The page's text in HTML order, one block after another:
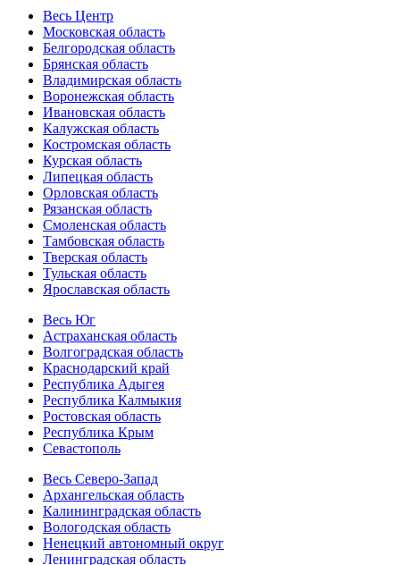
Весь Центр
Московская область
Белгородская область
Брянская область
Владимирская область
Воронежская область
Ивановская область
Калужская область
Костромская область
Курская область
Липецкая область
Орловская область
Рязанская область
Смоленская область
Тамбовская область
Тверская область
Тульская область
Ярославская область
Весь Юг
Астраханская область
Волгоградская область
Краснодарский край
Республика Адыгея
Республика Калмыкия
Ростовская область
Республика Крым
Севастополь
Весь Северо-Запад
Архангельская область
Калининградская область
Вологодская область
Ненецкий автономный округ
Ленинградская область